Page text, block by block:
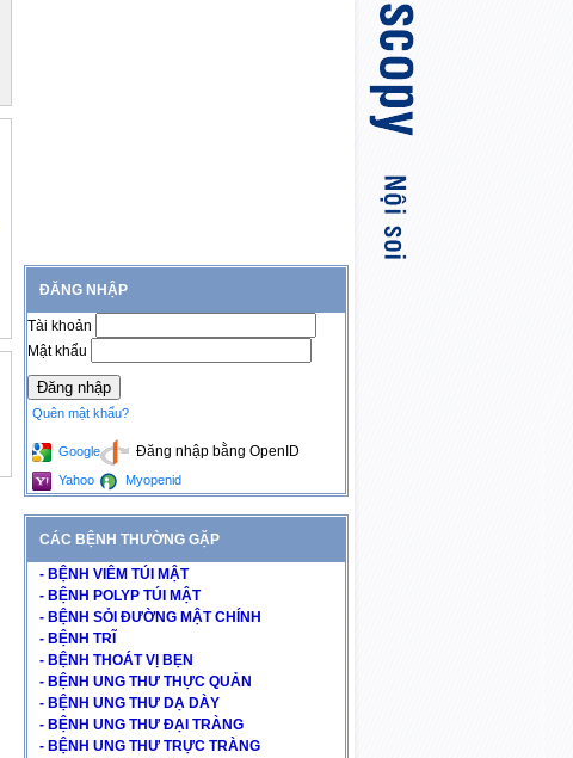
ĐĂNG NHẬP
Tài khoản
Mật khẩu
Quên mật khẩu?
Đăng nhập bằng OpenID
Google
Yahoo
Myopenid
CÁC BỆNH THƯỜNG GẶP
- BỆNH VIÊM TÚI MẬT
- BỆNH POLYP TÚI MẬT
- BỆNH SỎI ĐƯỜNG MẬT CHÍNH
- BỆNH TRĨ
- BỆNH THOÁT VỊ BẸN
- BỆNH UNG THƯ THỰC QUẢN
- BỆNH UNG THƯ DẠ DÀY
- BỆNH UNG THƯ ĐẠI TRÀNG
- BỆNH UNG THƯ TRỰC TRÀNG